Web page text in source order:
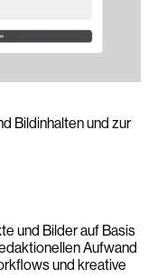
Bildinhalten und zur
und Bilder auf Basis
Aufwand
und kreative